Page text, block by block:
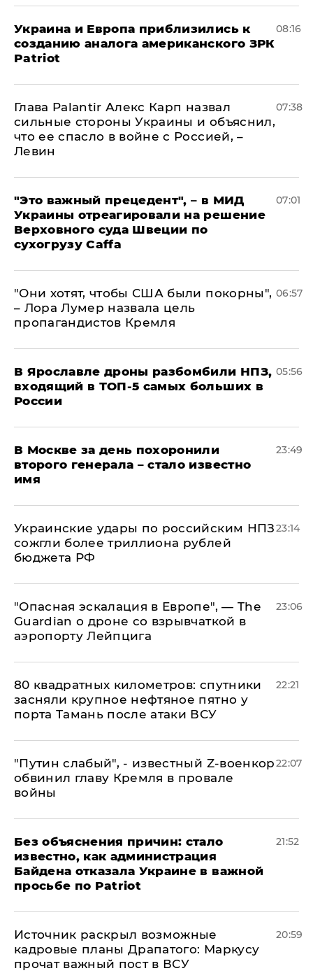
Украина и Европа приблизились к
созданию аналога американского ЗРК
Patriot
08:16
Глава Palantir Алекс Карп назвал
сильные стороны Украины и объяснил,
что ее спасло в войне с Россией, –
Левин
07:38
"Это важный прецедент", – в МИД
Украины отреагировали на решение
Верховного суда Швеции по
сухогрузу Caffa
07:01
"Они хотят, чтобы США были покорны",
– Лора Лумер назвала цель
пропагандистов Кремля
06:57
В Ярославле дроны разбомбили НПЗ,
входящий в ТОП-5 самых больших в
России
05:56
В Москве за день похоронили
второго генерала – стало известно
имя
23:49
Украинские удары по российским НПЗ
сожгли более триллиона рублей
бюджета РФ
23:14
"Опасная эскалация в Европе", — The
Guardian о дроне со взрывчаткой в
аэропорту Лейпцига
23:06
80 квадратных километров: спутники
засняли крупное нефтяное пятно у
порта Тамань после атаки ВСУ
22:21
​"Путин слабый", - известный Z-военкор
обвинил главу Кремля в провале
войны
22:07
Без объяснения причин: стало
известно, как администрация
Байдена отказала Украине в важной
просьбе по Patriot
21:52
​Источник раскрыл возможные
кадровые планы Драпатого: Маркусу
прочат важный пост в ВСУ
20:59